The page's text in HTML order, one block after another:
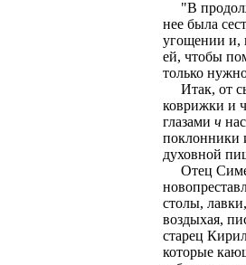
"В
нее была
угощении и,
ей, чтобы
только
Итак, от
коврижки и
глазами ч
поклонники
духовной
Отец
столы,
воздыхая,
старец
которые